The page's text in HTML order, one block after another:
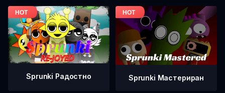
Sprunki Радостно Sprunki Мастериран